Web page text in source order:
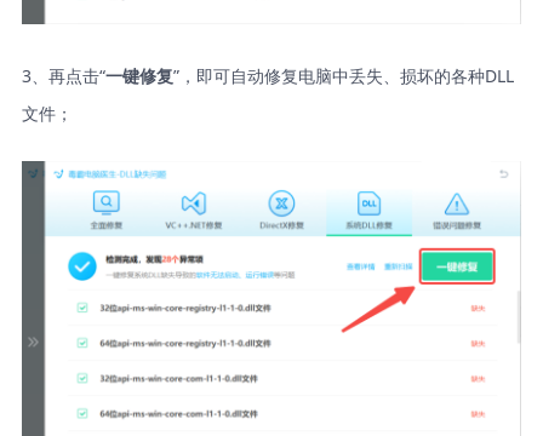
3、再点击“一键修复”，即可自动修复电脑中丢失、损坏的各种DLL
文件；